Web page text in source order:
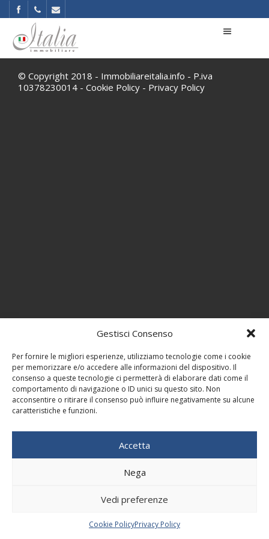
Gestisci Consenso
Per fornire le migliori esperienze, utilizziamo tecnologie come i cookie
per memorizzare e/o accedere alle informazioni del dispositivo. Il
consenso a queste tecnologie ci permetterà di elaborare dati come il
comportamento di navigazione o ID unici su questo sito. Non
acconsentire o ritirare il consenso può influire negativamente su alcune
caratteristiche e funzioni.
Accetta
Nega
Vedi preferenze
Cookie PolicyPrivacy Policy
© Copyright 2018 - Immobiliareitalia.info - P.iva
10378230014 - Cookie Policy - Privacy Policy